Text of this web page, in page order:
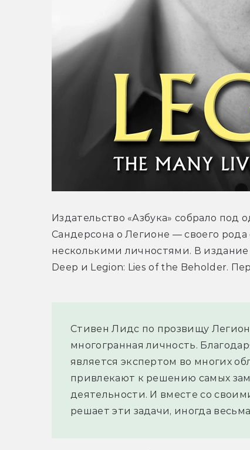
Издательство «Азбука» собрало
Сандерсона о Легионе — своего рода
несколькими личностями. В
Deep и Legion: Lies of the Beholder.
Стивен Лидс по прозвищу
многогранная личность.
является экспертом во многих
привлекают к решению самых
деятельности. И вместе со
решает эти задачи, иногда